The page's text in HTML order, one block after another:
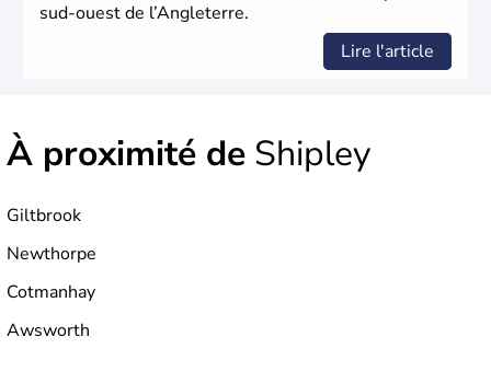
sud-ouest de l’Angleterre.
Lire l'article
À proximité de Shipley
Giltbrook
Newthorpe
Cotmanhay
Awsworth